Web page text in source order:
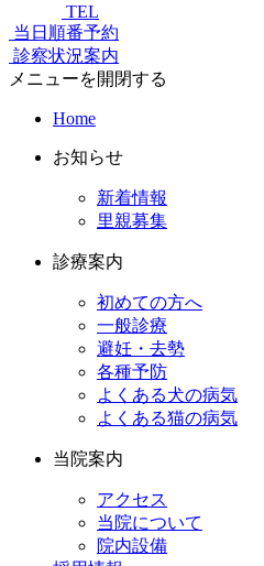
TEL
当日順番予約
診察状況案内
メニューを開閉する
Home
お知らせ
新着情報
里親募集
診療案内
初めての方へ
一般診療
避妊・去勢
各種予防
よくある犬の病気
よくある猫の病気
当院案内
アクセス
当院について
院内設備